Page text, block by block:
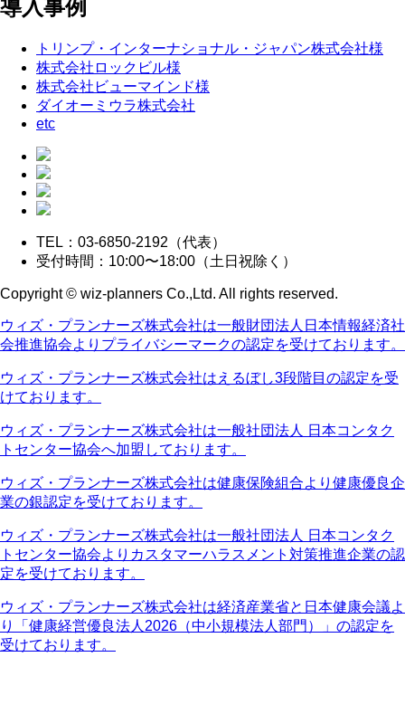
導入事例
トリンプ・インターナショナル・ジャパン株式会社様
株式会社ロックビル様
株式会社ビューマインド様
ダイオーミウラ株式会社
etc
TEL：03-6850-2192（代表）
受付時間：10:00〜18:00（土日祝除く）
Copyright © wiz-planners Co.,Ltd. All rights reserved.
ウィズ・プランナーズ株式会社は一般財団法人日本情報経済社
会推進協会よりプライバシーマークの認定を受けております。
ウィズ・プランナーズ株式会社はえるぼし3段階目の認定を受
けております。
ウィズ・プランナーズ株式会社は一般社団法人 日本コンタク
トセンター協会へ加盟しております。
ウィズ・プランナーズ株式会社は健康保険組合より健康優良企
業の銀認定を受けております。
ウィズ・プランナーズ株式会社は一般社団法人 日本コンタク
トセンター協会よりカスタマーハラスメント対策推進企業の認
定を受けております。
ウィズ・プランナーズ株式会社は経済産業省と日本健康会議よ
り「健康経営優良法人2026（中小規模法人部門）」の認定を
受けております。